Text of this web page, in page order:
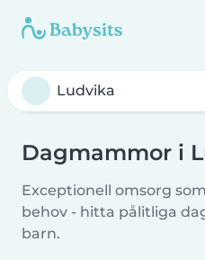
Dagmammor i
Exceptionell omsorg
behov - hitta pålitliga
barn.